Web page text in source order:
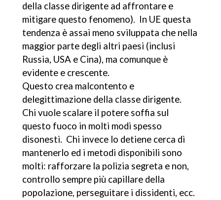
della classe dirigente ad affrontare e
mitigare questo fenomeno). In UE questa
tendenza è assai meno sviluppata che nella
maggior parte degli altri paesi (inclusi
Russia, USA e Cina), ma comunque è
evidente e crescente.
Questo crea malcontento e
delegittimazione della classe dirigente.
Chi vuole scalare il potere soffia sul
questo fuoco in molti modi spesso
disonesti. Chi invece lo detiene cerca di
mantenerlo ed i metodi disponibili sono
molti: rafforzare la polizia segreta e non,
controllo sempre più capillare della
popolazione, perseguitare i dissidenti, ecc.